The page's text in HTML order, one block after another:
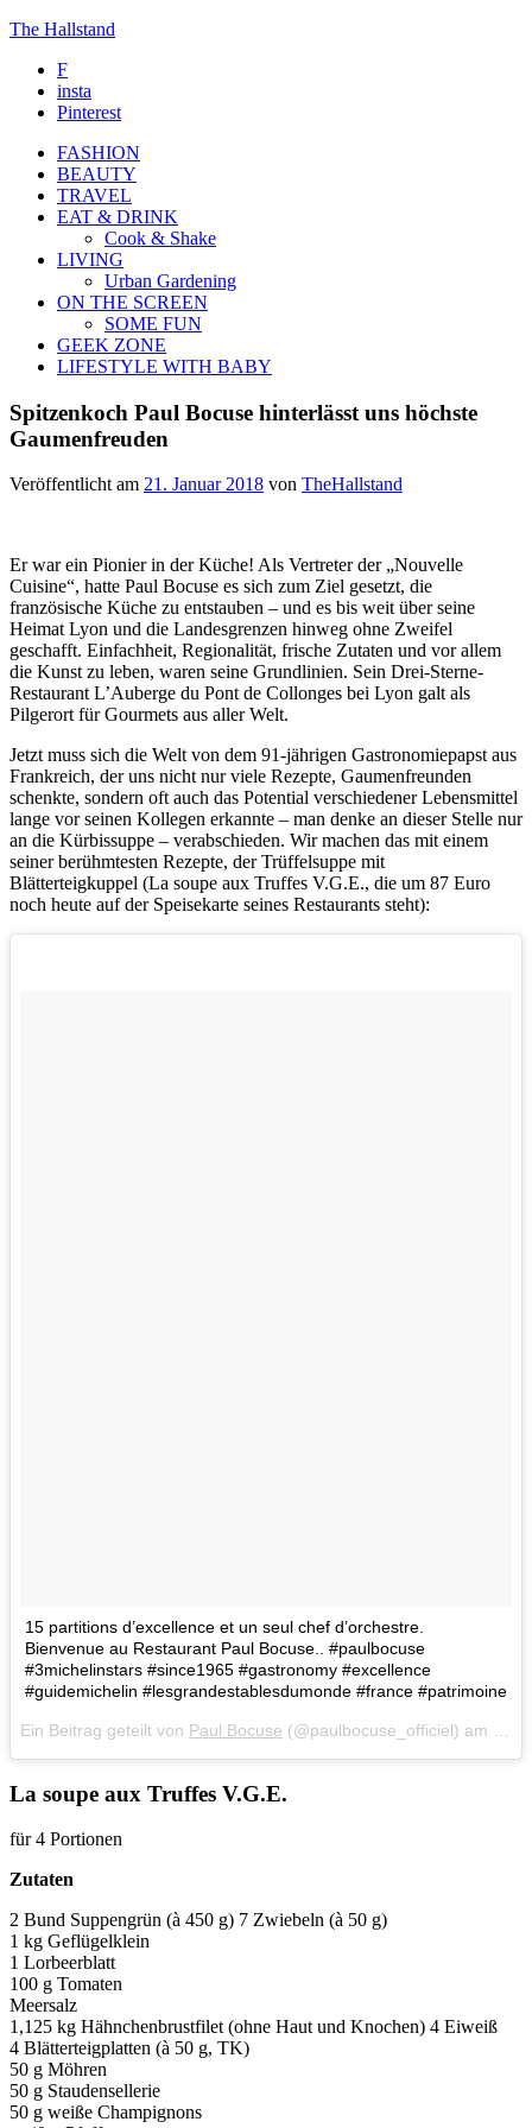
The Hallstand
F
insta
Pinterest
FASHION
BEAUTY
TRAVEL
EAT & DRINK
Cook & Shake
LIVING
Urban Gardening
ON THE SCREEN
SOME FUN
GEEK ZONE
LIFESTYLE WITH BABY
Spitzenkoch Paul Bocuse hinterlässt uns höchste
Gaumenfreuden
Veröffentlicht am 21. Januar 2018 von TheHallstand
Er war ein Pionier in der Küche! Als Vertreter der „Nouvelle
Cuisine“, hatte Paul Bocuse es sich zum Ziel gesetzt, die
französische Küche zu entstauben – und es bis weit über seine
Heimat Lyon und die Landesgrenzen hinweg ohne Zweifel
geschafft. Einfachheit, Regionalität, frische Zutaten und vor allem
die Kunst zu leben, waren seine Grundlinien. Sein Drei-Sterne-
Restaurant L’Auberge du Pont de Collonges bei Lyon galt als
Pilgerort für Gourmets aus aller Welt.
Jetzt muss sich die Welt von dem 91-jährigen Gastronomiepapst aus
Frankreich, der uns nicht nur viele Rezepte, Gaumenfreunden
schenkte, sondern oft auch das Potential verschiedener Lebensmittel
lange vor seinen Kollegen erkannte – man denke an dieser Stelle nur
an die Kürbissuppe – verabschieden. Wir machen das mit einem
seiner berühmtesten Rezepte, der Trüffelsuppe mit
Blätterteigkuppel (La soupe aux Truffes V.G.E., die um 87 Euro
noch heute auf der Speisekarte seines Restaurants steht):
15 partitions d’excellence et un seul chef d’orchestre.
Bienvenue au Restaurant Paul Bocuse.. #paulbocuse
#3michelinstars #since1965 #gastronomy #excellence
#guidemichelin #lesgrandestablesdumonde #france #patrimoine
Ein Beitrag geteilt von Paul Bocuse (@paulbocuse_officiel) am
La soupe aux Truffes V.G.E.
für 4 Portionen
Zutaten
2 Bund Suppengrün (à 450 g) 7 Zwiebeln (à 50 g)
1 kg Geflügelklein
1 Lorbeerblatt
100 g Tomaten
Meersalz
1,125 kg Hähnchenbrustfilet (ohne Haut und Knochen) 4 Eiweiß
4 Blätterteigplatten (à 50 g, TK)
50 g Möhren
50 g Staudensellerie
50 g weiße Champignons